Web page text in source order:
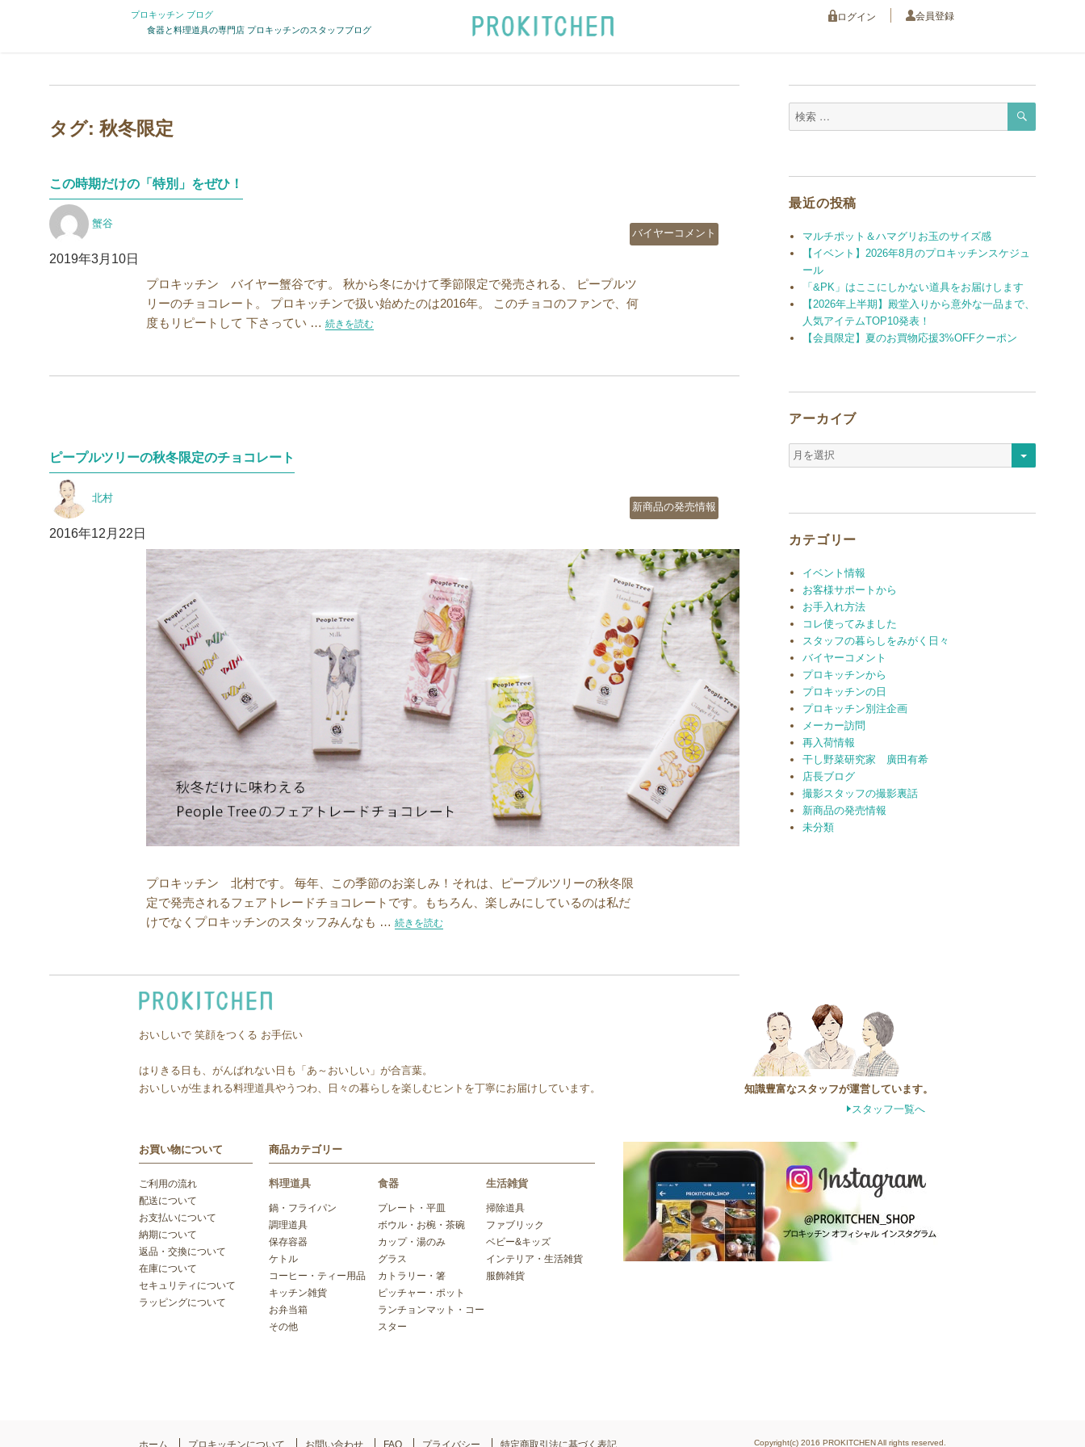
プロキッチン ブログ
食器と料理道具の専門店 プロキッチンのスタッフブログ
ログイン 会員登録
タグ:秋冬限定
この時期だけの「特別」をぜひ！
稿蟹谷
投
2019年3月10日
カ
テ
リ
ー
バイヤーコメント
プロキッチン バイヤー蟹谷です。 秋から冬にかけて季節限定で発売される、 ピープルツ
リーのチョコレート。 プロキッチンで扱い始めたのは2016年。 このチョコのファンで、何
度もリピートして 下さってい … “この時期だけの「特別」をぜひ！”の
続きを読む
ピープルツリーの秋冬限定のチョコレート
稿
北村
投
2016年12月22日
カ
テ
リ
ー
新商品の発売情報
プロキッチン 北村です。 毎年、この季節のお楽しみ！それは、ピープルツリーの秋冬限
定で発売されるフェアトレードチョコレートです。もちろん、楽しみにしているのは私だ
けでなくプロキッチンのスタッフみんなも … “ピープルツリーの秋冬限定のチョコレート”の
続きを読む
検
検
最近の投稿
マルチポット＆ハマグリお玉のサイズ感
【イベント】2026年8月のプロキッチンスケジュ
ール
「&PK」はここにしかない道具をお届けします
【2026年上半期】殿堂入りから意外な一品まで、
人気アイテムTOP10発表！
【会員限定】夏のお買物応援3%OFFクーポン
アーカイブ
ア
ー
カテゴリー
イベント情報
お客様サポートから
お手入れ方法
コレ使ってみました
スタッフの暮らしをみがく日々
バイヤーコメント
プロキッチンから
プロキッチンの日
プロキッチン別注企画
メーカー訪問
再入荷情報
干し野菜研究家 廣田有希
店長ブログ
撮影スタッフの撮影裏話
新商品の発売情報
未分類
おいしいで 笑顔をつくる お手伝い
はりきる日も、がんばれない日も「あ～おいしい」が合言葉。
おいしいが生まれる料理道具やうつわ、日々の暮らしを楽しむヒントを丁寧にお届けしています。
知識豊富なスタッフが運営しています。
スタッフ一覧へ
お買い物について
ご利用の流れ
配送について
お支払いについて
納期について
返品・交換について
在庫について
セキュリティについて
ラッピングについて
商品カテゴリー
料理道具
鍋・フライパン
調理道具
保存容器
ケトル
コーヒー・ティー用品
キッチン雑貨
お弁当箱
その他
食器
プレート・平皿
ボウル・お椀・茶碗
カップ・湯のみ
グラス
カトラリー・箸
ピッチャー・ポット
ランチョンマット・コー
スター
生活雑貨
掃除道具
ファブリック
ベビー&キッズ
インテリア・生活雑貨
服飾雑貨
Copyright(c) 2016 PROKITCHEN All rights reserved.